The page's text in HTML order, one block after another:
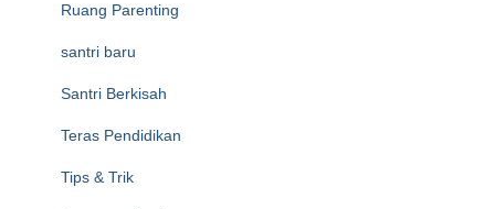
Ruang Parenting
santri baru
Santri Berkisah
Teras Pendidikan
Tips & Trik